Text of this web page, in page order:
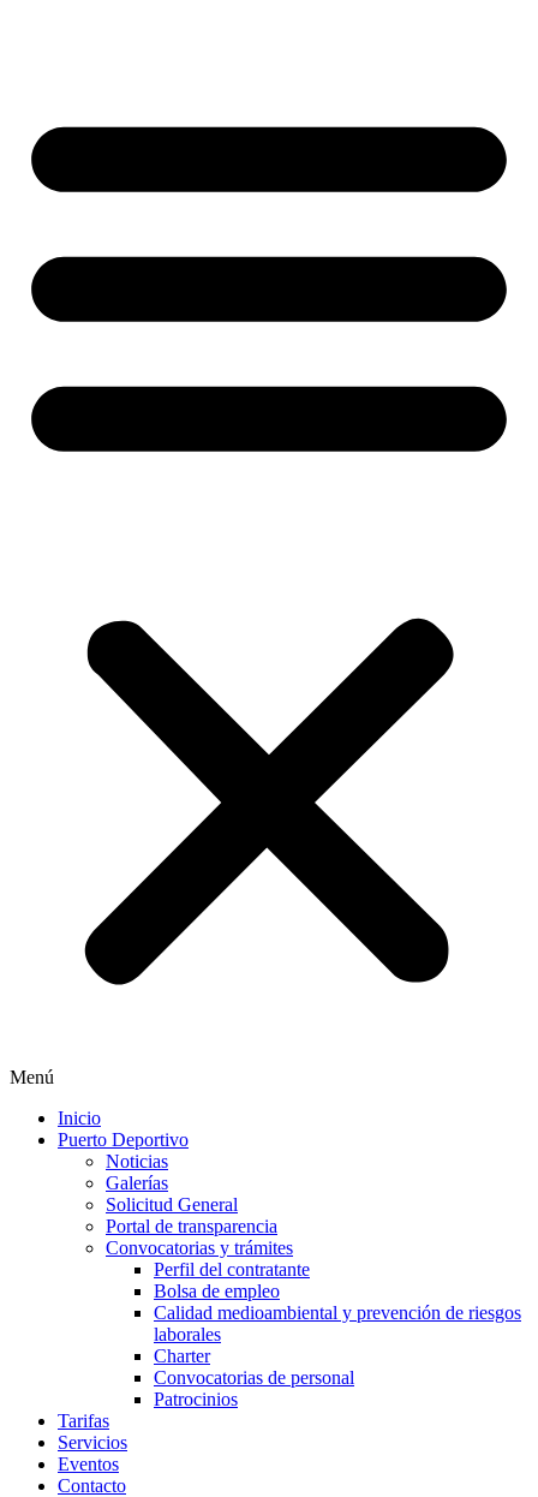
Menú
Inicio
Puerto Deportivo
Noticias
Galerías
Solicitud General
Portal de transparencia
Convocatorias y trámites
Perfil del contratante
Bolsa de empleo
Calidad medioambiental y prevención de riesgos
laborales
Charter
Convocatorias de personal
Patrocinios
Tarifas
Servicios
Eventos
Contacto